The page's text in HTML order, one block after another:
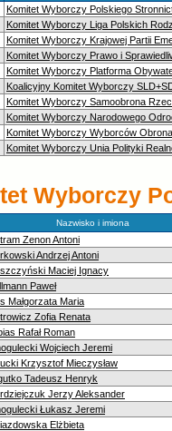
Komitet Wyborczy Polskiego
Komitet Wyborczy Liga Polskich
Komitet Wyborczy Krajowej Partii
Komitet Wyborczy Prawo i
Komitet Wyborczy Platforma
Koalicyjny Komitet Wyborczy
Komitet Wyborczy Samoobrona
Komitet Wyborczy Narodowego
Komitet Wyborczy Wyborców
Komitet Wyborczy Unia Polityki
Wyborczy
Nazwisko i imiona
Zenon Antoni
Andrzej Antoni
Maciej Ignacy
Paweł
Małgorzata Maria
Zofia Renata
Rafał Roman
Wojciech Jeremi
Krzysztof Mieczysław
Tadeusz Henryk
Jerzy Aleksander
Łukasz Jeremi
Elżbieta